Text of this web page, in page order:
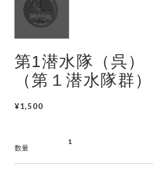
第1潜水隊（呉
（第１潜水隊群
¥1,500
数量